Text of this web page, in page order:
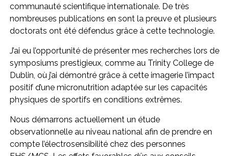
communauté scientifique internationale. De très
nombreuses publications en sont la preuve et plusieurs
doctorats ont été défendus grâce à cette technologie.
J’ai eu l’opportunité de présenter mes recherches lors de
symposiums prestigieux, comme au Trinity College de
Dublin, où j’ai démontré grâce à cette imagerie l’impact
positif d’une micronutrition adaptée sur les capacités
physiques de sportifs en conditions extrêmes.
Nous démarrons actuellement un étude
observationnelle au niveau national afin de prendre en
compte l’électrosensibilité chez des personnes